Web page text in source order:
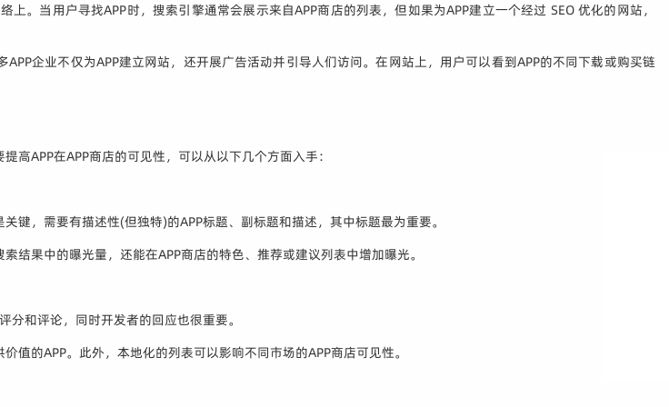
。当用户寻找APP时，搜索引擎通常会展示来自APP商店的列表，但如果为APP建立一个经过 SEO 优化的网站，
企业不仅为APP建立网站，还开展广告活动并引导人们访问。在网站上，用户可以看到APP的不同下载或购买链
APP在APP商店的可见性，可以从以下几个方面入手：
键，需要有描述性(但独特)的APP标题、副标题和描述，其中标题最为重要。
结果中的曝光量，还能在APP商店的特色、推荐或建议列表中增加曝光。
和评论，同时开发者的回应也很重要。
的APP。此外，本地化的列表可以影响不同市场的APP商店可见性。